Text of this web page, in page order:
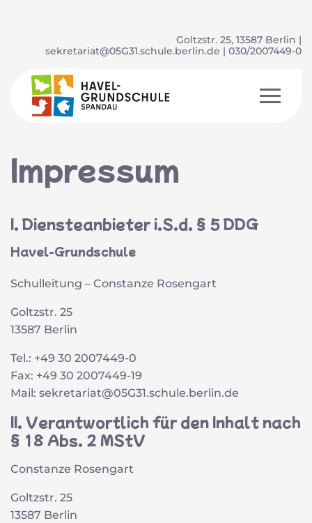
Goltzstr. 25, 13587 Berlin |
sekretariat@05G31.schule.berlin.de | 030/2007449-0
Impressum
I. Diensteanbieter i.S.d. § 5 DDG
Havel-Grundschule
Schulleitung – Constanze Rosengart
Goltzstr. 25
13587 Berlin
Tel.: +49 30 2007449-0
Fax: +49 30 2007449-19
Mail: sekretariat@05G31.schule.berlin.de
II. Verantwortlich für den Inhalt nach
§ 18 Abs. 2 MStV
Constanze Rosengart
Goltzstr. 25
13587 Berlin